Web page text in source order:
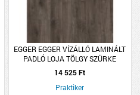
EGGER EGGER VÍZÁLLÓ LAMINÁLT
PADLÓ LOJA TÖLGY SZÜRKE
1292X193X8MM 1,99M2/CSOMAG
K32 4V EL2078
14 525 Ft
Praktiker